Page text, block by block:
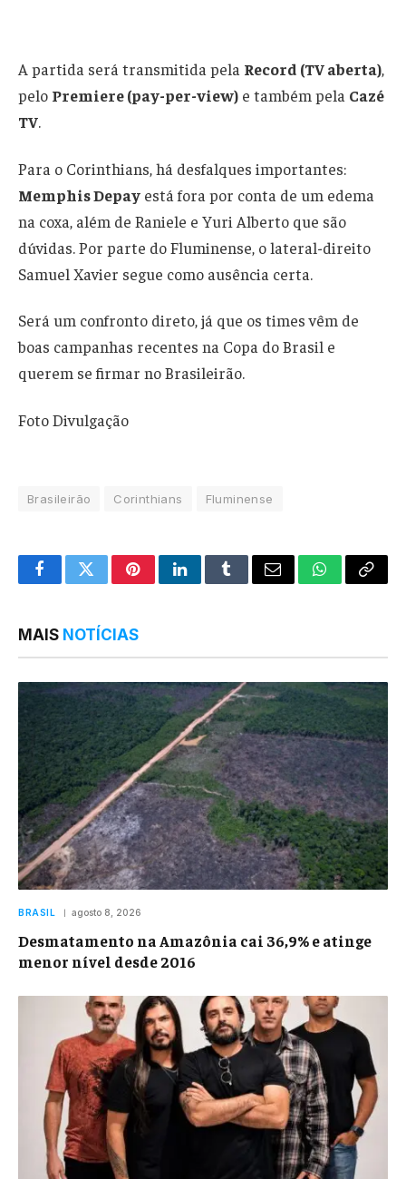
A partida será transmitida pela Record (TV aberta),
pelo Premiere (pay-per-view) e também pela Cazé
TV.
Para o Corinthians, há desfalques importantes:
Memphis Depay está fora por conta de um edema
na coxa, além de Raniele e Yuri Alberto que são
dúvidas. Por parte do Fluminense, o lateral-direito
Samuel Xavier segue como ausência certa.
Será um confronto direto, já que os times vêm de
boas campanhas recentes na Copa do Brasil e
querem se firmar no Brasileirão.
Foto Divulgação
Brasileirão Corinthians Fluminense
FacebookTwitterPinterestLinkedInTumblrEmail WhatsApp
Copy
MAIS NOTÍCIAS
BRASIL agosto 8, 2026
Desmatamento na Amazônia cai 36,9% e atinge
menor nível desde 2016